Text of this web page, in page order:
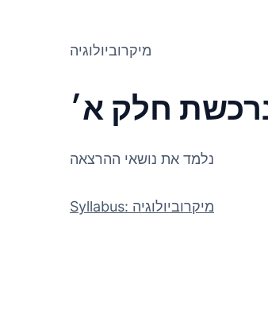
מיקרוביולוגיה
נלמד את נושאי ההרצאה
Syllabus: מיקרוביולוגיה